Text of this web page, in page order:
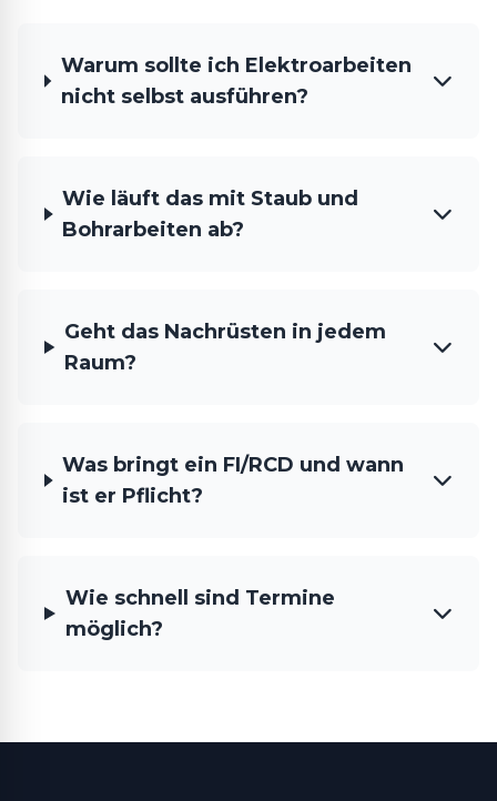
Warum sollte ich Elektroarbeiten
nicht selbst ausführen?
Wie läuft das mit Staub und
Bohrarbeiten ab?
Geht das Nachrüsten in jedem
Raum?
Was bringt ein FI/RCD und wann
ist er Pflicht?
Wie schnell sind Termine
möglich?